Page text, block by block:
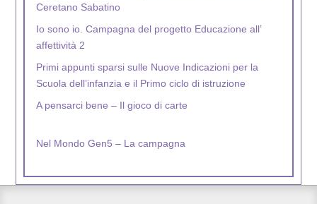
affettività 2
Scuola dell’infanzia e il Primo ciclo di istruzione